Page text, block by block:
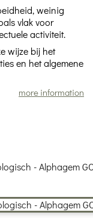
weinig
vlak voor
activiteit.
wijze bij het
en het algemene
more information